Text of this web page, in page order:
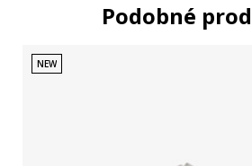
Podobné
NEW